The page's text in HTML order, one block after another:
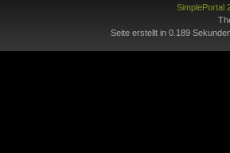
SimplePortal
Seite erstellt in 0.189